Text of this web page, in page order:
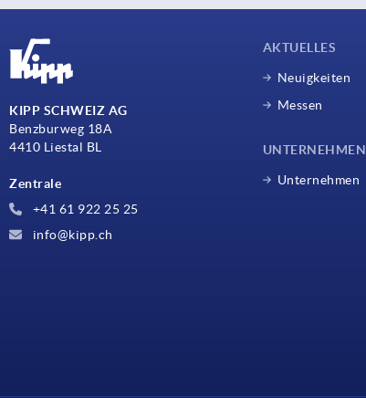
KIPP SCHWEIZ AG
Benzburweg 18A
4410 Liestal BL
Zentrale
+41 61 922 25 25
info@kipp.ch
AKTUELLES
Neuigkeiten
Messen
UNTERNEHMEN
Unternehmen